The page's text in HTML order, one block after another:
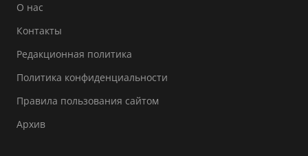
О нас
Контакты
Редакционная политика
Политика конфиденциальности
Правила пользования сайтом
Архив